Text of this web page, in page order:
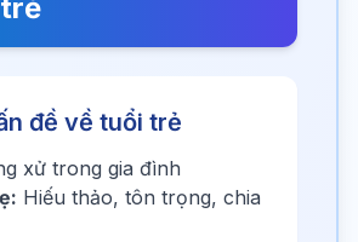
đề về tuổi trẻ
xử trong gia đình
Hiếu thảo, tôn trọng, chia